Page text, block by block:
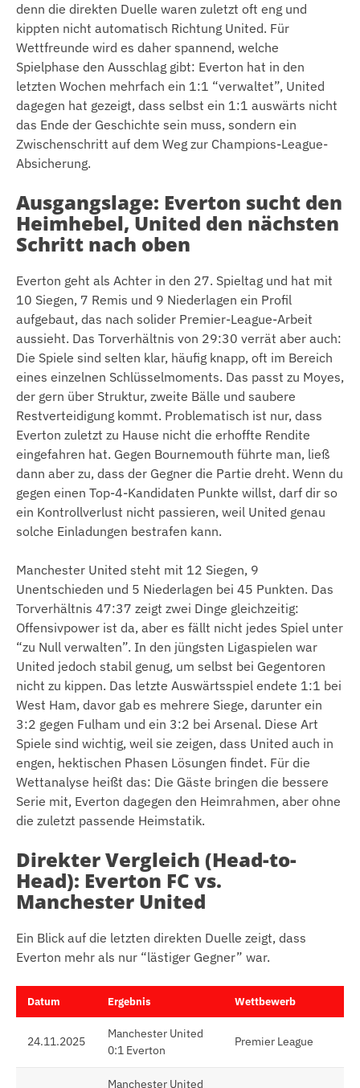
denn die direkten Duelle waren zuletzt oft eng und
kippten nicht automatisch Richtung United. Für
Wettfreunde wird es daher spannend, welche
Spielphase den Ausschlag gibt: Everton hat in den
letzten Wochen mehrfach ein 1:1 “verwaltet”, United
dagegen hat gezeigt, dass selbst ein 1:1 auswärts nicht
das Ende der Geschichte sein muss, sondern ein
Zwischenschritt auf dem Weg zur Champions-League-
Absicherung.
Ausgangslage: Everton sucht den
Heimhebel, United den nächsten
Schritt nach oben
Everton geht als Achter in den 27. Spieltag und hat mit
10 Siegen, 7 Remis und 9 Niederlagen ein Profil
aufgebaut, das nach solider Premier-League-Arbeit
aussieht. Das Torverhältnis von 29:30 verrät aber auch:
Die Spiele sind selten klar, häufig knapp, oft im Bereich
eines einzelnen Schlüsselmoments. Das passt zu Moyes,
der gern über Struktur, zweite Bälle und saubere
Restverteidigung kommt. Problematisch ist nur, dass
Everton zuletzt zu Hause nicht die erhoffte Rendite
eingefahren hat. Gegen Bournemouth führte man, ließ
dann aber zu, dass der Gegner die Partie dreht. Wenn du
gegen einen Top-4-Kandidaten Punkte willst, darf dir so
ein Kontrollverlust nicht passieren, weil United genau
solche Einladungen bestrafen kann.
Manchester United steht mit 12 Siegen, 9
Unentschieden und 5 Niederlagen bei 45 Punkten. Das
Torverhältnis 47:37 zeigt zwei Dinge gleichzeitig:
Offensivpower ist da, aber es fällt nicht jedes Spiel unter
“zu Null verwalten”. In den jüngsten Ligaspielen war
United jedoch stabil genug, um selbst bei Gegentoren
nicht zu kippen. Das letzte Auswärtsspiel endete 1:1 bei
West Ham, davor gab es mehrere Siege, darunter ein
3:2 gegen Fulham und ein 3:2 bei Arsenal. Diese Art
Spiele sind wichtig, weil sie zeigen, dass United auch in
engen, hektischen Phasen Lösungen findet. Für die
Wettanalyse heißt das: Die Gäste bringen die bessere
Serie mit, Everton dagegen den Heimrahmen, aber ohne
die zuletzt passende Heimstatik.
Direkter Vergleich (Head-to-
Head): Everton FC vs.
Manchester United
Ein Blick auf die letzten direkten Duelle zeigt, dass
Everton mehr als nur “lästiger Gegner” war.
Datum Ergebnis Wettbewerb
24.11.2025
Manchester United
0:1 Everton
Premier League
Manchester United